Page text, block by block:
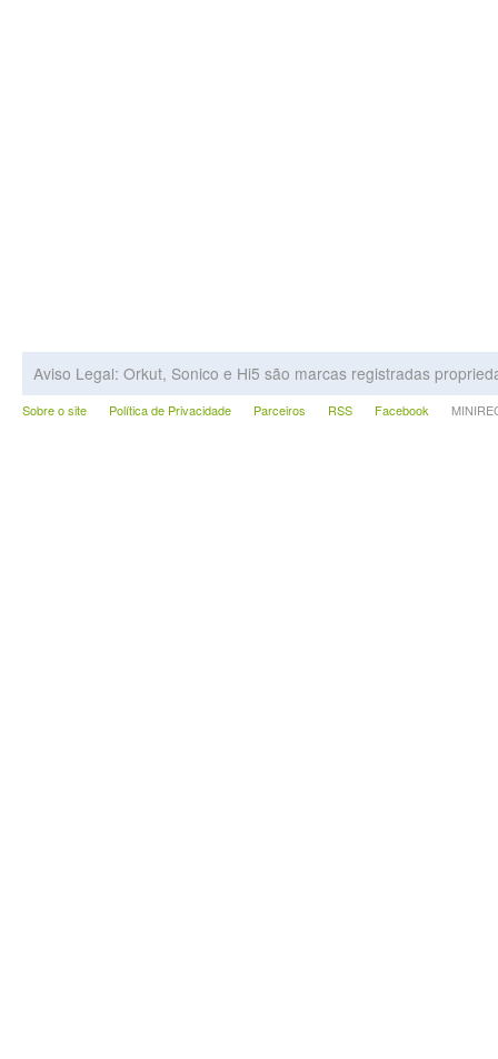
Aviso Legal: Orkut, Sonico e Hi5 são marcas registradas
Sobre o site Política de Privacidade Parceiros RSS Facebook